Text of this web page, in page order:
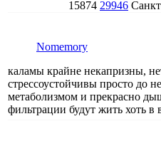
15874 29946
Nomemory
каламы крайне некапризны,
стрессоустойчивы просто до
метаболизмом и прекрасно
фильтрации будут жить хоть в